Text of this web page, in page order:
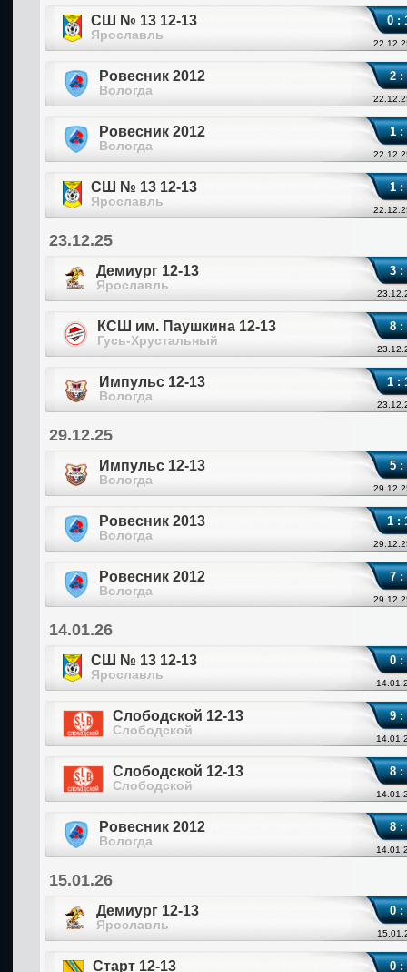
СШ № 13 12-13
Ярославль
0 :
Ровесник 2012
Вологда
2 :
Ровесник 2012
Вологда
1 :
СШ № 13 12-13
Ярославль
1 :
23.12.25
Демиург 12-13
Ярославль
3 :
КСШ им. Паушкина 12-13
Гусь-Хрустальный
8 :
Импульс 12-13
Вологда
1 :
29.12.25
Импульс 12-13
Вологда
5 :
Ровесник 2013
Вологда
1 :
Ровесник 2012
Вологда
7 :
14.01.26
СШ № 13 12-13
Ярославль
0 :
Слободской 12-13
Слободской
9 :
Слободской 12-13
Слободской
8 :
Ровесник 2012
Вологда
8 :
15.01.26
Демиург 12-13
Ярославль
0 :
Старт 12-13 0 :